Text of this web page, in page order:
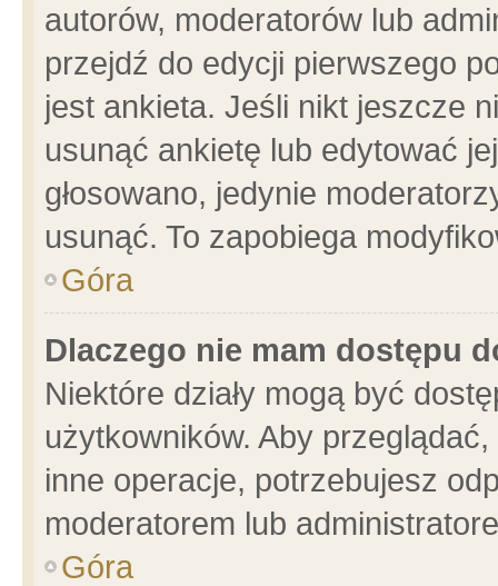
autorów, moderatorów lub
przejdź do edycji pierwszego
jest ankieta. Jeśli nikt jeszcze
usunąć ankietę lub edytować
głosowano, jedynie
usunąć. To zapobiega
Góra
Dlaczego nie mam dostępu
Niektóre działy mogą być
użytkowników. Aby
inne operacje, potrzebujesz
moderatorem lub
Góra